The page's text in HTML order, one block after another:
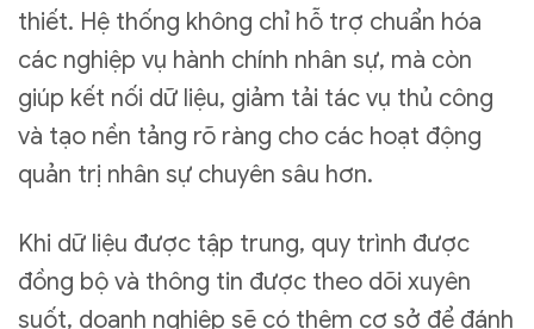
thiết. Hệ thống không chỉ hỗ trợ chuẩn hóa
các nghiệp vụ hành chính nhân sự, mà còn
giúp kết nối dữ liệu, giảm tải tác vụ thủ công
và tạo nền tảng rõ ràng cho các hoạt động
quản trị nhân sự chuyên sâu hơn.
Khi dữ liệu được tập trung, quy trình được
đồng bộ và thông tin được theo dõi xuyên
suốt, doanh nghiệp sẽ có thêm cơ sở để đánh